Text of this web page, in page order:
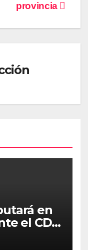
provincia
en
el CD